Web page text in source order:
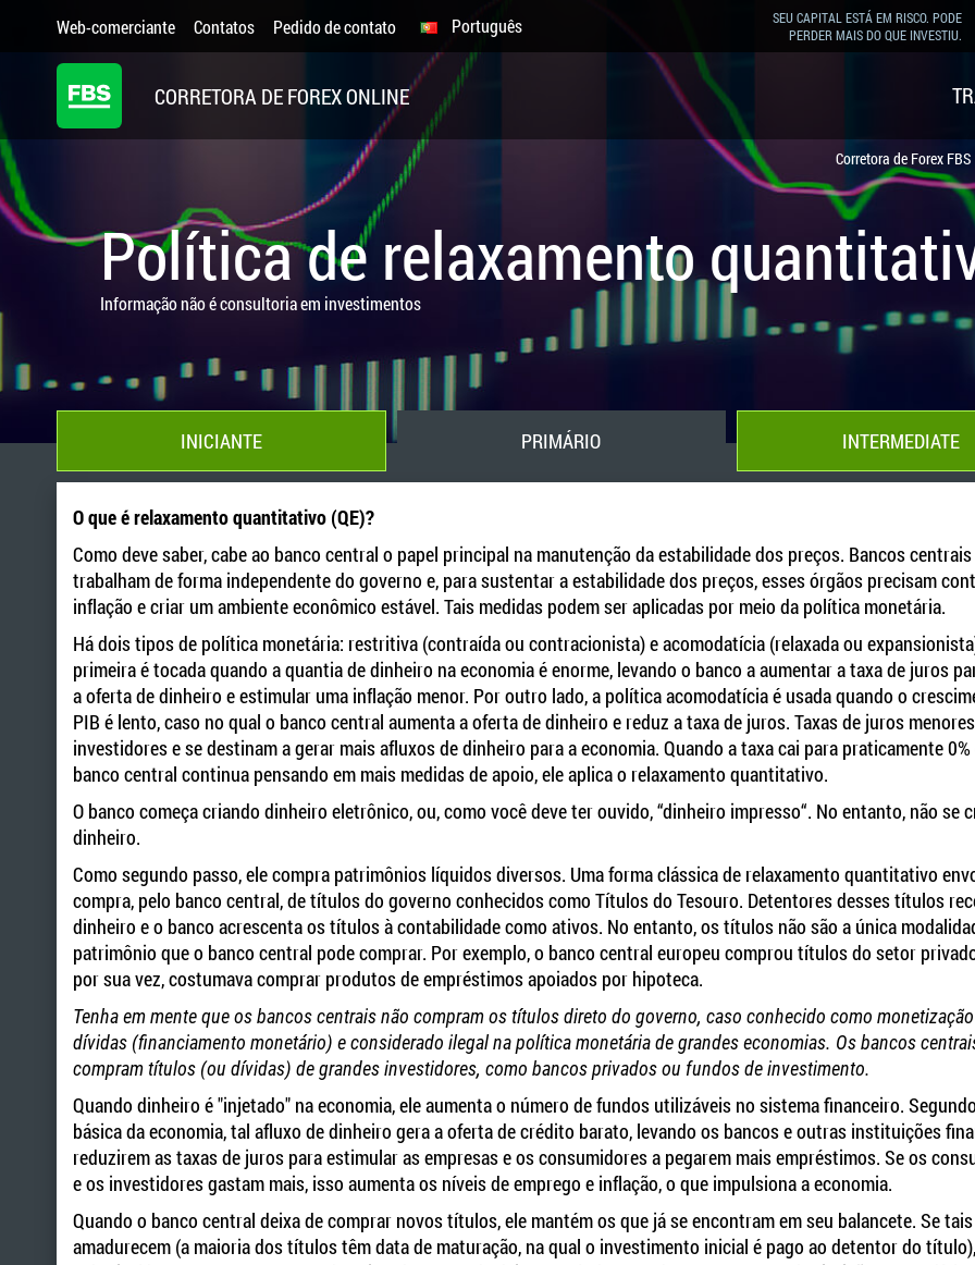
Web-comerciante Contatos Pedido de contato
SEU CAPITAL ESTÁ EM RISCO. PODE
PERDER MAIS DO QUE INVESTIU.
Português
CORRETORA DE FOREX ONLINE
Corretora de Forex FBS
Política de relaxamento
Informação não é consultoria em investimentos
INICIANTE PRIMÁRIO INTERMEDIATE
O que é relaxamento quantitativo (QE)?
Como deve saber, cabe ao banco central o papel principal na manutenção da estabilidade dos preços. Bancos centrais
trabalham de forma independente do governo e, para sustentar a estabilidade dos preços, esses órgãos precisam
inflação e criar um ambiente econômico estável. Tais medidas podem ser aplicadas por meio da política monetária.
Há dois tipos de política monetária: restritiva (contraída ou contracionista) e acomodatícia (relaxada ou
primeira é tocada quando a quantia de dinheiro na economia é enorme, levando o banco a aumentar a taxa de juros
a oferta de dinheiro e estimular uma inflação menor. Por outro lado, a política acomodatícia é usada quando o
PIB é lento, caso no qual o banco central aumenta a oferta de dinheiro e reduz a taxa de juros. Taxas de juros
investidores e se destinam a gerar mais afluxos de dinheiro para a economia. Quando a taxa cai para praticamente 0%
banco central continua pensando em mais medidas de apoio, ele aplica o relaxamento quantitativo.
O banco começa criando dinheiro eletrônico, ou, como você deve ter ouvido, “dinheiro impresso“. No entanto, não se
dinheiro.
Como segundo passo, ele compra patrimônios líquidos diversos. Uma forma clássica de relaxamento quantitativo
compra, pelo banco central, de títulos do governo conhecidos como Títulos do Tesouro. Detentores desses títulos
dinheiro e o banco acrescenta os títulos à contabilidade como ativos. No entanto, os títulos não são a única
patrimônio que o banco central pode comprar. Por exemplo, o banco central europeu comprou títulos do setor
por sua vez, costumava comprar produtos de empréstimos apoiados por hipoteca.
Tenha em mente que os bancos centrais não compram os títulos direto do governo, caso conhecido como
dívidas (financiamento monetário) e considerado ilegal na política monetária de grandes economias. Os bancos
compram títulos (ou dívidas) de grandes investidores, como bancos privados ou fundos de investimento.
Quando dinheiro é "injetado" na economia, ele aumenta o número de fundos utilizáveis no sistema financeiro.
básica da economia, tal afluxo de dinheiro gera a oferta de crédito barato, levando os bancos e outras instituições
reduzirem as taxas de juros para estimular as empresas e os consumidores a pegarem mais empréstimos. Se os
e os investidores gastam mais, isso aumenta os níveis de emprego e inflação, o que impulsiona a economia.
Quando o banco central deixa de comprar novos títulos, ele mantém os que já se encontram em seu balancete. Se
amadurecem (a maioria dos títulos têm data de maturação, na qual o investimento inicial é pago ao detentor do